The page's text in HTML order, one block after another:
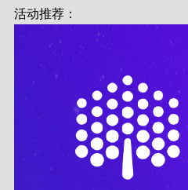
活动推荐：